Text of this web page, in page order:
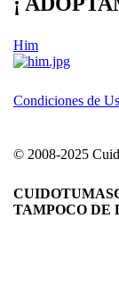
Him
Condiciones de
© 2008-2025
TAMPOCO DE